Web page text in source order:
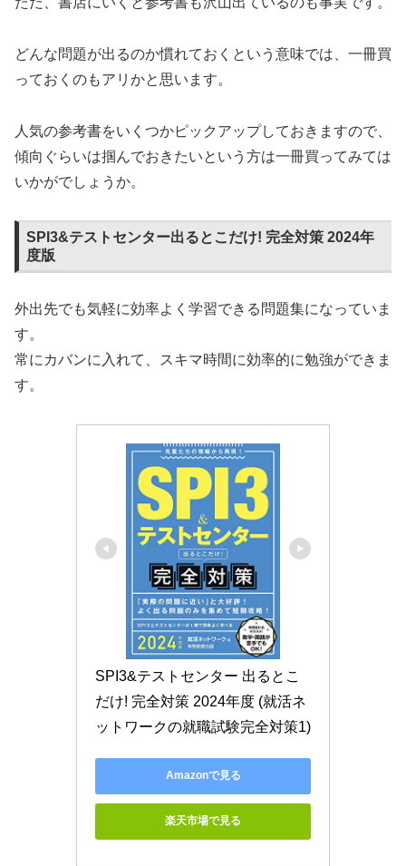
どんな問題が出るのか慣れておくという意味では、一冊買
っておくのもアリかと思います。
人気の参考書をいくつかピックアップしておきますので、
傾向ぐらいは掴んでおきたいという方は一冊買ってみては
いかがでしょうか。
SPI3&テストセンター出るとこだけ! 完全対策 2024年
度版
外出先でも気軽に効率よく学習できる問題集になっていま
す。
常にカバンに入れて、スキマ時間に効率的に勉強ができま
す。
SPI3&テストセンター 出るとこ
だけ! 完全対策 2024年度 (就活ネ
ットワークの就職試験完全対策1)
Amazonで見る
楽天市場で見る